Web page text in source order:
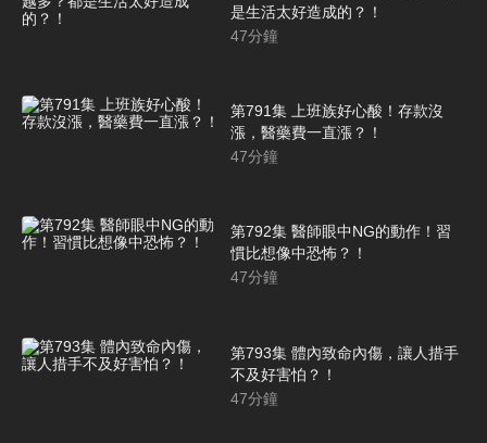
是生活太好造成的？！
47分鐘
第791集 上班族好心酸！存款沒
漲，醫藥費一直漲？！
47分鐘
第792集 醫師眼中NG的動作！習
慣比想像中恐怖？！
47分鐘
第793集 體內致命內傷，讓人措手
不及好害怕？！
47分鐘